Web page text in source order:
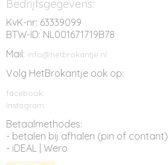
Bedrijfsgegevens:
KvK-nr: 63339099
BTW-ID: NL001671719B78
Mail: info@hetbrokantje.nl
Volg HetBrokantje ook op:
facebook
Instagram
Betaalmethodes:
- betalen bij afhalen (pin of contant)
- iDEAL | Wero